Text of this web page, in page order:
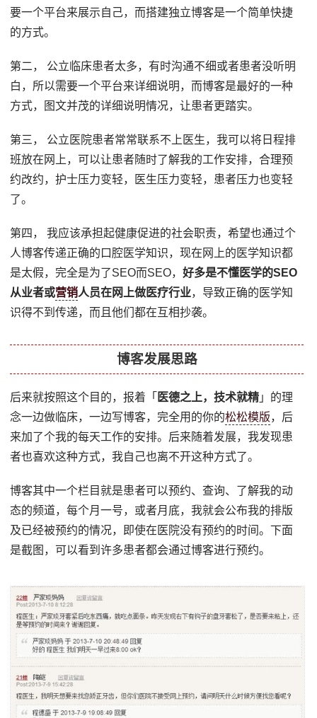
要一个平台来展示自己，而搭建独立博客是一个简单快捷
的方式。
第二， 公立临床患者太多，有时沟通不细或者患者没听明
白，所以需要一个平台来详细说明，而博客是最好的一种
方式，图文并茂的详细说明情况，让患者更踏实。
第三， 公立医院患者常常联系不上医生，我可以将日程排
班放在网上，可以让患者随时了解我的工作安排，合理预
约改约，护士压力变轻，医生压力变轻，患者压力也变轻
了。
第四， 我应该承担起健康促进的社会职责，希望也通过个
人博客传递正确的口腔医学知识，现在网上的医学知识都
是太假，完全是为了SEO而SEO，好多是不懂医学的SEO
从业者或营销人员在网上做医疗行业，导致正确的医学知
识得不到传递，而且他们都在互相抄袭。
博客发展思路
后来就按照这个目的，报着「 医德之上，技术就精 」的理
念一边做临床，一边写博客，完全用的你的松松模版，后
来加了个我的每天工作的安排。后来随着发展，我发现患
者也喜欢这种方式，我自己也离不开这种方式了。
博客其中一个栏目就是患者可以预约、查询、了解我的动
态的频道，每个月一号，或者月底，我就会公布我的排版
及已经被预约的情况，即使在医院没有预约的时间。下面
是截图，可以看到许多患者都会通过博客进行预约。